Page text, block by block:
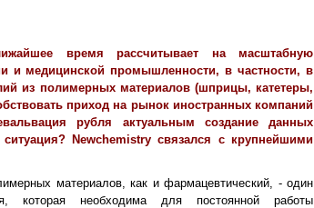
время рассчитывает на масштабную
и медицинской промышленности, в частности, в
из полимерных материалов (шприцы, катетеры,
приход на рынок иностранных компаний
рубля актуальным создание данных
Newchemistry связался с крупнейшими
материалов, как и фармацевтический, - один
которая необходима для постоянной работы